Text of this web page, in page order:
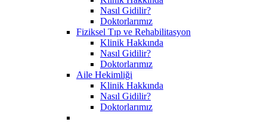
Nasıl Gidilir?
Doktorlarımız
Fiziksel Tıp ve Rehabilitasyon
Klinik Hakkında
Nasıl Gidilir?
Doktorlarımız
Aile Hekimliği
Klinik Hakkında
Nasıl Gidilir?
Doktorlarımız